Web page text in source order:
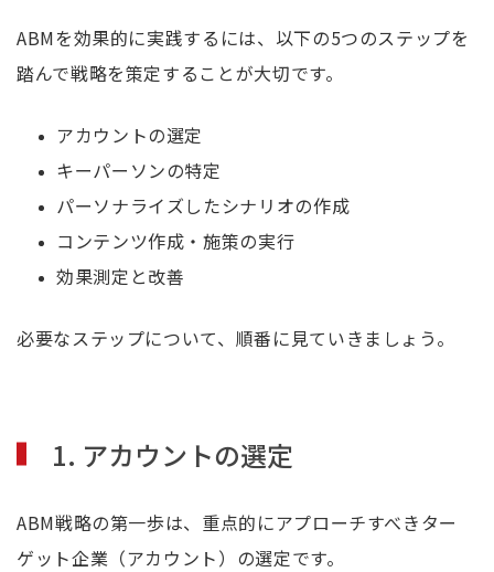
ABMを効果的に実践するには、以下の5つのステップを
踏んで戦略を策定することが大切です。
アカウントの選定
キーパーソンの特定
パーソナライズしたシナリオの作成
コンテンツ作成・施策の実行
効果測定と改善
必要なステップについて、順番に見ていきましょう。
1. アカウントの選定
ABM戦略の第一歩は、重点的にアプローチすべきター
ゲット企業（アカウント）の選定です。